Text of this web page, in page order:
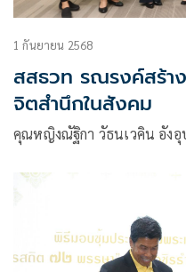
1 กันยายน 2568
สสธวท รณรงค์สร้า
จิตสำนึกในสังคม
คุณหญิงณัฐิกา วัธนเวคิน อัง